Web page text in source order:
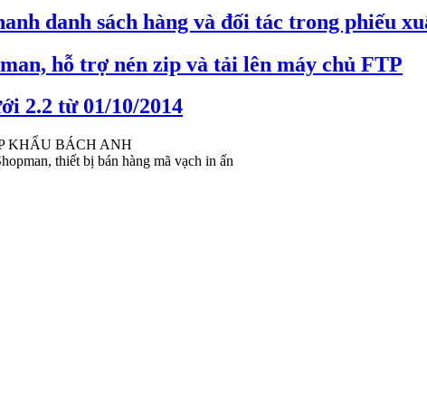
danh sách hàng và đối tác trong phiếu
hỗ trợ nén zip và tải lên máy chủ FTP
2.2 từ 01/10/2014
KHẨU BÁCH ANH
thiết bị bán hàng mã vạch in ấn